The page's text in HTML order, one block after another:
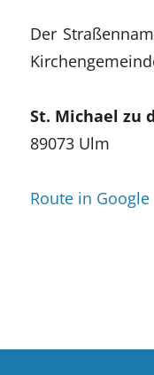
Der
St. Michael zu
89073 Ulm
Route in